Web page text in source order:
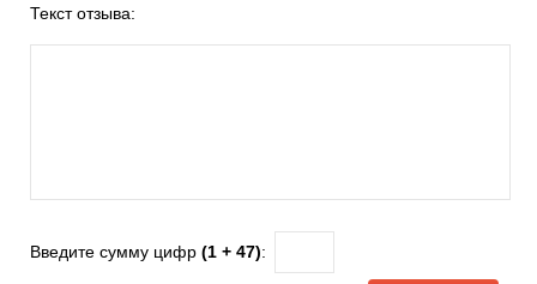
Текст отзыва:
Введите сумму цифр (1 + 47):